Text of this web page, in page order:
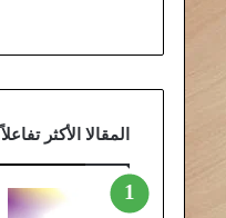
ل
ص
ل
(
المقالا الأكثر تفاعلاً